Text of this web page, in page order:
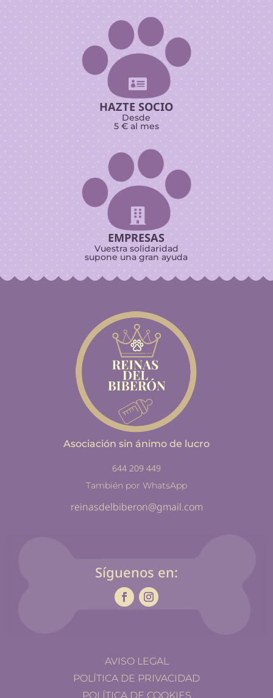

HAZTE SOCIO
Desde
5 € al mes

EMPRESAS
Vuestra solidaridad
supone una gran ayuda
Asociación sin ánimo de lucro
644 209 449
También por WhatsApp
reinasdelbiberon@gmail.com
Síguenos en:
AVISO LEGAL
POLÍTICA DE PRIVACIDAD
POLÍTICA DE COOKIES